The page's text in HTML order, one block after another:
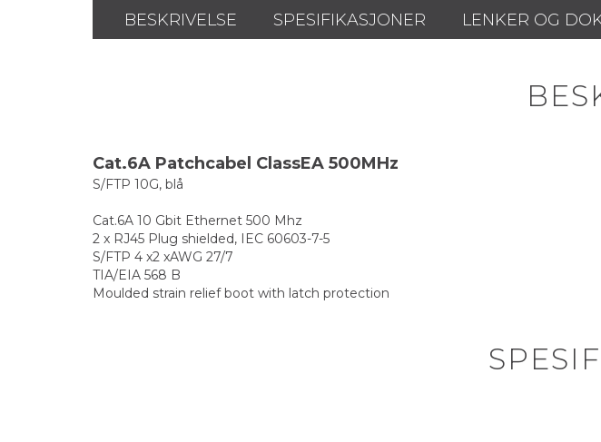
BESKRIVELSE SPESIFIKASJONER LENKER OG
Cat.6A Patchcabel ClassEA 500MHz
S/FTP 10G, blå
Cat.6A 10 Gbit Ethernet 500 Mhz
2 x RJ45 Plug shielded, IEC 60603-7-5
S/FTP 4 x2 xAWG 27/7
TIA/EIA 568 B
Moulded strain relief boot with latch protection